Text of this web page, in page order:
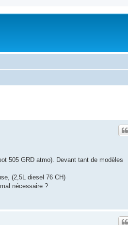
505 GRD atmo). Devant tant de modèles
(2,5L diesel 76 CH)
nécessaire ?